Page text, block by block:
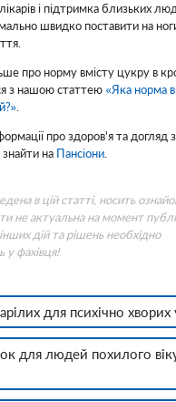
і підтримка близьких
швидко поставити на
про норму вмісту цукру в
з нашою статтею «Яка норма
.
про здоров'я та догляд
на Пансіони.
в цій статті, носить
не актуальна на момент
дій та рішень необхідно
у фахівця!
для психічно хворих
для людей похилого